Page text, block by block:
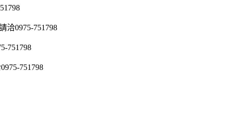
洽0975-751798
751798
751798